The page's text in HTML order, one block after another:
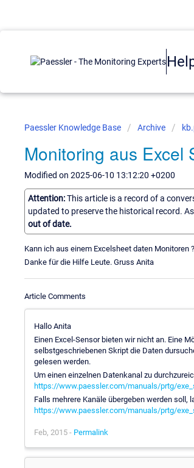
Paessler Knowledge Base Archive
Monitoring aus Excel
Modified on 2025-06-10 13:12:20 +0200
Attention:This article is a record of a
updated to preserve the historical record.
out of date.
Kann ich aus einem Excelsheet daten Monitoren
Danke für die Hilfe Leute. Gruss Anita
Article Comments
Hallo Anita
Einen Excel-Sensor bieten wir nicht an. Eine
selbstgeschriebenen Skript die Daten
gelesen werden.
Um einen einzelnen Datenkanal zu
https://www.paessler.com/manuals/prtg/
Falls mehrere Kanäle übergeben werden
https://www.paessler.com/manuals/prtg/
Feb, 2015 - Permalink